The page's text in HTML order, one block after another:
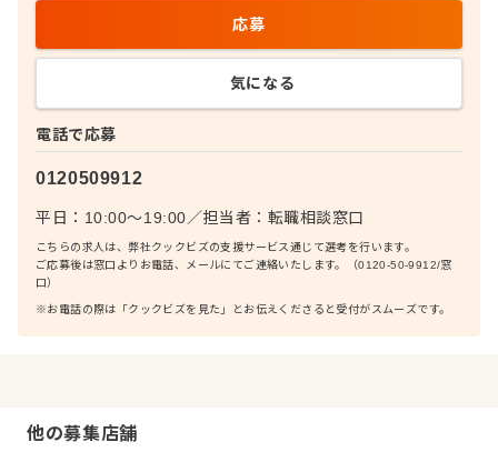
電話で応募
0120509912
平日：10:00〜19:00／担当者： 転職相談窓口
こちらの求人は、弊社クックビズの支援サービス通じて選考を行います。
ご応募後は窓口よりお電話、メールにてご連絡いたします。（0120-50-9912/窓
口）
※お電話の際は「クックビズを見た」とお伝えくださると受付がスムーズです。
応募
気になる
他の募集店舗